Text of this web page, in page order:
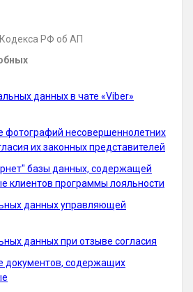
РФ об АП
данных в чате «Viber»
фотографий несовершеннолетних
их законных представителей
базы данных, содержащей
клиентов программы лояльности
данных управляющей
данных при отзыве согласия
документов, содержащих